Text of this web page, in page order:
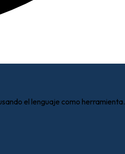
el lenguaje como herramienta.